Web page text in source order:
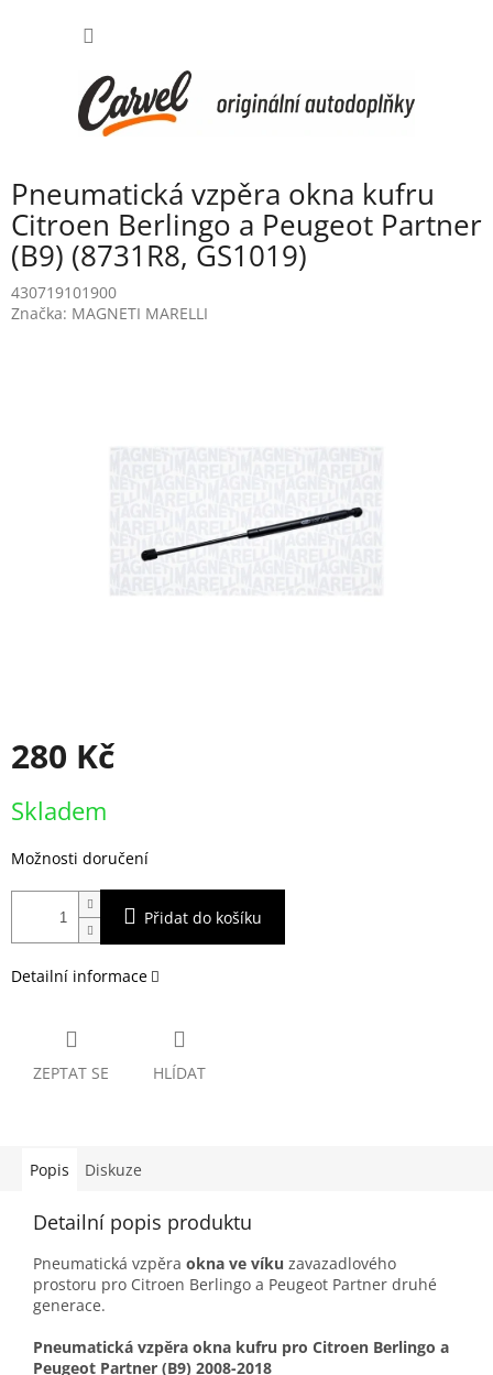
Pneumatická vzpěra okna kufru
Citroen Berlingo a Peugeot Partner
(B9) (8731R8, GS1019)
430719101900
Značka: MAGNETI MARELLI
280 Kč
cena:
Skladem
Možnosti doručení
Přidat do košíku
Detailní informace
ZEPTAT SE HLÍDAT
Popis Diskuze
Detailní popis produktu
Pneumatická vzpěra okna ve víku zavazadlového
prostoru pro Citroen Berlingo a Peugeot Partner druhé
generace.
Pneumatická vzpěra okna kufru pro Citroen Berlingo a
Peugeot Partner (B9) 2008-2018